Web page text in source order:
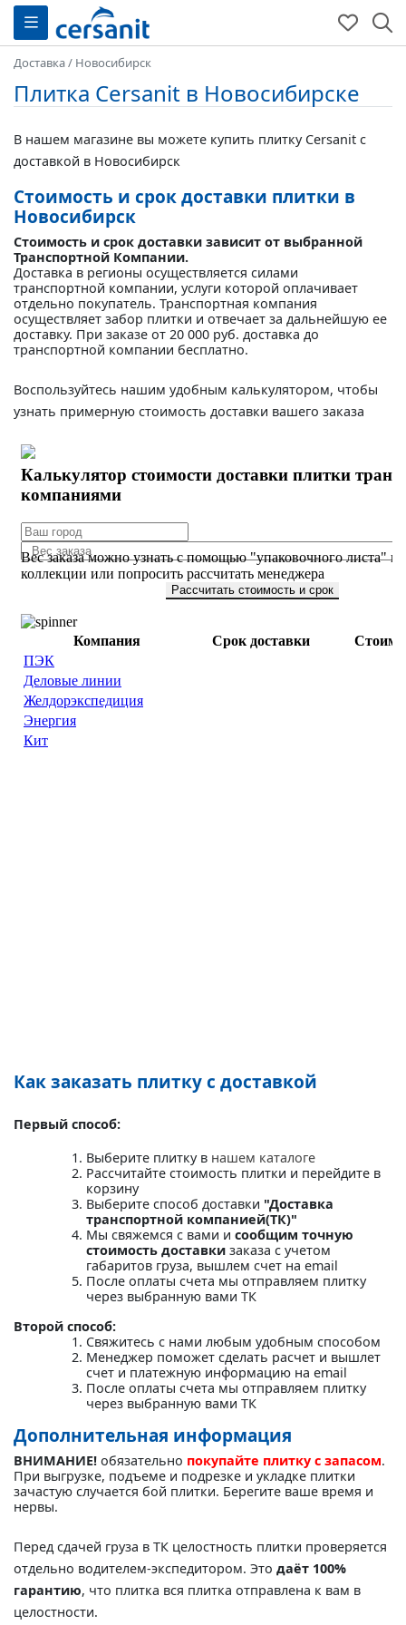
Доставка/ Новосибирск
Плитка Cersanit в Новосибирске
В нашем магазине вы можете купить плитку Cersanit с
доставкой в Новосибирск
Стоимость и срок доставки плитки в
Новосибирск
Стоимость и срок доставки зависит от выбранной
Транспортной Компании.
Доставка в регионы осуществляется силами
транспортной компании, услуги которой оплачивает
отдельно покупатель. Транспортная компания
осуществляет забор плитки и отвечает за дальнейшую ее
доставку. При заказе от 20 000 руб. доставка до
транспортной компании бесплатно.
Воспользуйтесь нашим удобным калькулятором, чтобы
узнать примерную стоимость доставки вашего заказа
Как заказать плитку с доставкой
Первый способ:
Выберите плитку в нашем каталоге
Рассчитайте стоимость плитки и перейдите в
корзину
Выберите способ доставки "Доставка
транспортной компанией(ТК)"
Мы свяжемся с вами и сообщим точную
стоимость доставки заказа с учетом
габаритов груза, вышлем счет на email
После оплаты счета мы отправляем плитку
через выбранную вами ТК
Второй способ:
Свяжитесь с нами любым удобным способом
Менеджер поможет сделать расчет и вышлет
счет и платежную информацию на email
После оплаты счета мы отправляем плитку
через выбранную вами ТК
Дополнительная информация
ВНИМАНИЕ! обязательно покупайте плитку с запасом.
При выгрузке, подъеме и подрезке и укладке плитки
зачастую случается бой плитки. Берегите ваше время и
нервы.
Перед сдачей груза в ТК целостность плитки проверяется
отдельно водителем-экспедитором. Это даёт 100%
гарантию, что плитка вся плитка отправлена к вам в
целостности.